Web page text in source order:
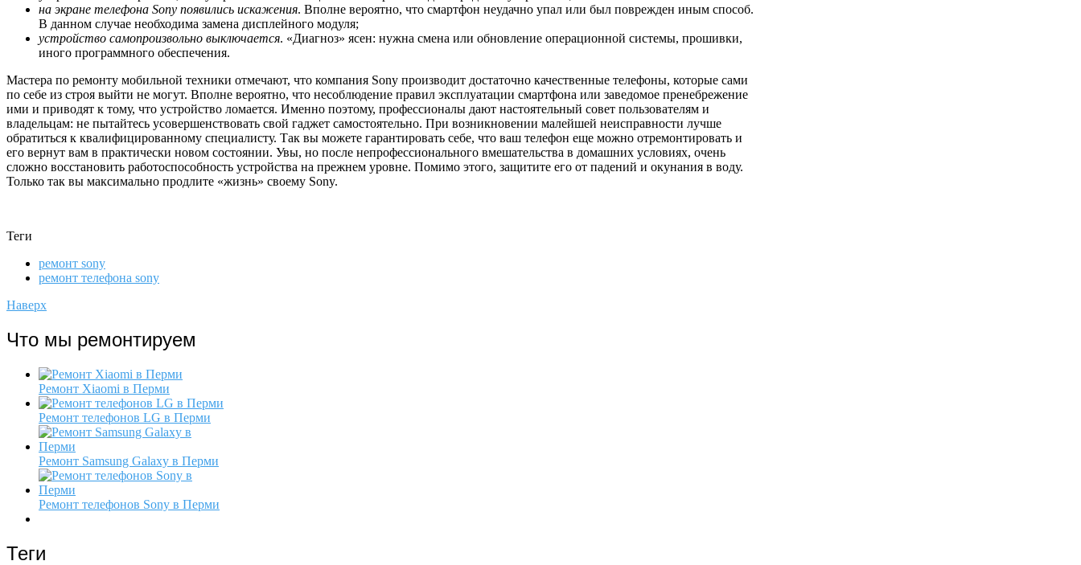
на экране телефона Sony появились искажения. Вполне вероятно, что смартфон неудачно упал или был поврежден иным способ.
В данном случае необходима замена дисплейного модуля;
устройство самопроизвольно выключается. «Диагноз» ясен: нужна смена или обновление операционной системы, прошивки,
иного программного обеспечения.
Мастера по ремонту мобильной техники отмечают, что компания Sony производит достаточно качественные телефоны, которые сами
по себе из строя выйти не могут. Вполне вероятно, что несоблюдение правил эксплуатации смартфона или заведомое пренебрежение
ими и приводят к тому, что устройство ломается. Именно поэтому, профессионалы дают настоятельный совет пользователям и
владельцам: не пытайтесь усовершенствовать свой гаджет самостоятельно. При возникновении малейшей неисправности лучше
обратиться к квалифицированному специалисту. Так вы можете гарантировать себе, что ваш телефон еще можно отремонтировать и
его вернут вам в практически новом состоянии. Увы, но после непрофессионального вмешательства в домашних условиях, очень
сложно восстановить работоспособность устройства на прежнем уровне. Помимо этого, защитите его от падений и окунания в воду.
Только так вы максимально продлите «жизнь» своему Sony.
Теги
ремонт sony
ремонт телефона sony
Наверх
Что мы ремонтируем
Ремонт Xiaomi в Перми
Ремонт телефонов LG в Перми
Ремонт Samsung Galaxy в Перми
Ремонт телефонов Sony в Перми
Теги